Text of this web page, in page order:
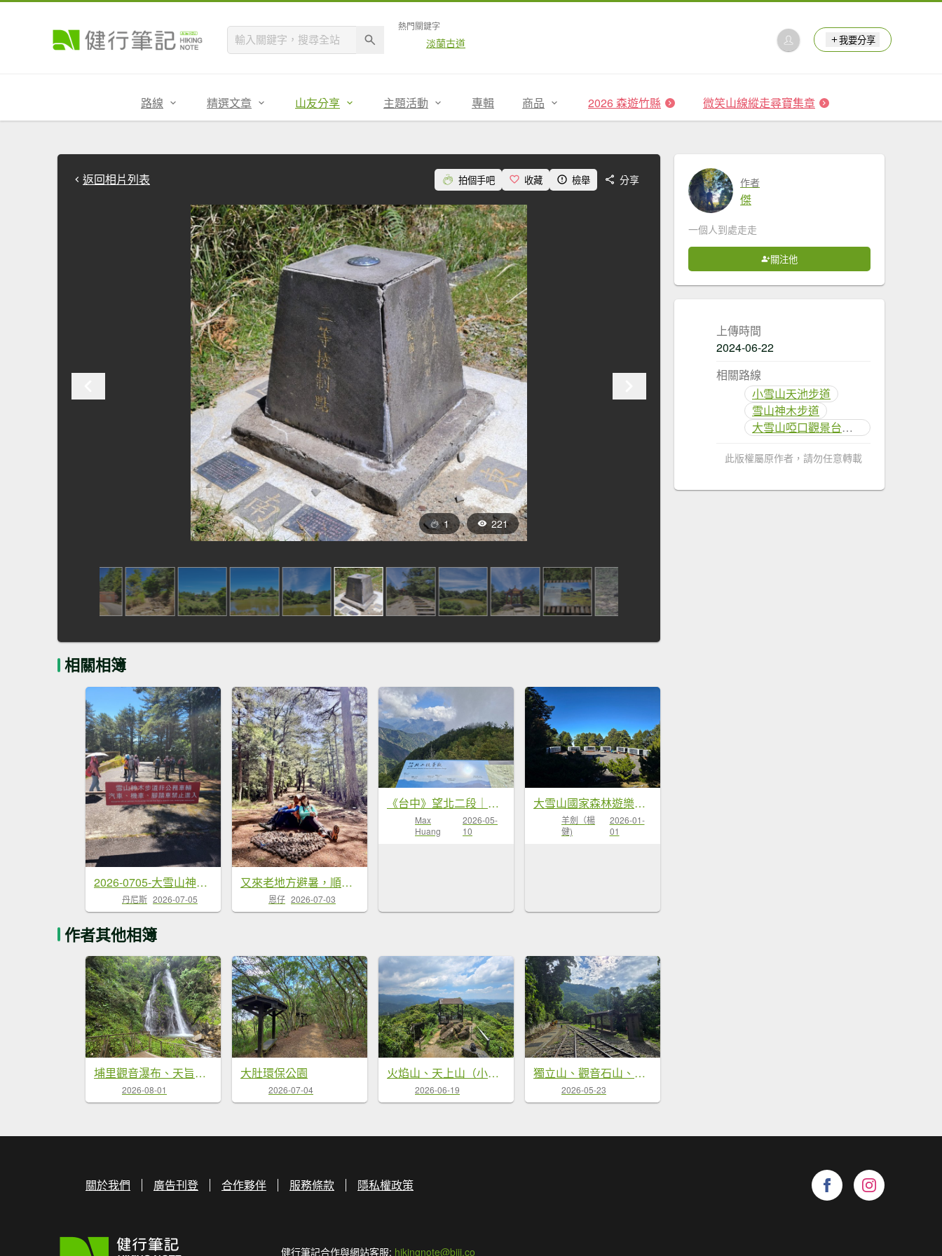
熱門關鍵字
淡蘭古道 我要分享
路線 精選文章 山友分享 主題活動 專輯 商品 2026 森遊竹縣 微笑山線縱走尋寶集章
返回相片列表 拍個手吧 收藏 檢舉 分享
1 221
相關相簿
2026-0705-大雪山神木啞口健行
丹尼斯 2026-07-05
又來老地方避暑，順走小雪防火巷秘境 2026.7.1-2
恩仔 2026-07-03
《台中》望北二段｜大雪山埡口觀景台步道及森林浴20260507
Max
Huang
2026-05-
10
大雪山國家森林遊樂區賞楓／看神木／賞雪白山頭／賞大景
羊劍（楊
健)
2026-01-
01
作者其他相簿
埔里觀音瀑布、天旨宮鰲頭山步道
2026-08-01
大肚環保公園
2026-07-04
火焰山、天上山（小百岳）O繞
2026-06-19
獨立山、觀音石山、阿拔泉山O繞
2026-05-23
作者
傑
一個人到處走走
關注他
上傳時間
2024-06-22
相關路線
小雪山天池步道
雪山神木步道
大雪山啞口觀景台步道
此版權屬原作者，請勿任意轉載
關於我們 廣告刊登 合作夥伴 服務條款 隱私權政策
健行筆記合作與網站客服: hikingnote@biji.co